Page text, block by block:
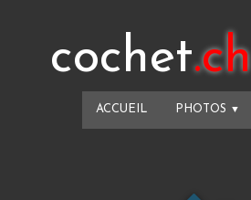
cochet.ch
ACCUEIL PHOTOS ▼